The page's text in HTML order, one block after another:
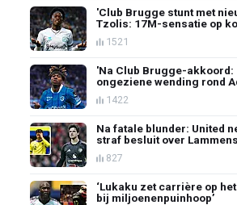
'Club Brugge stunt met
Tzolis: 17M-sensatie op
1521
'Na Club Brugge-akkoord:
ongeziene wending rond
1422
Na fatale blunder: United
straf besluit over Lammens
827
‘Lukaku zet carrière op
bij miljoenenpuinhoop’